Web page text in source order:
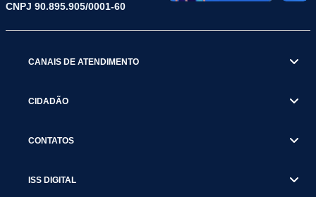
CNPJ 90.895.905/0001-60
CANAIS DE ATENDIMENTO
CIDADÃO
CONTATOS
ISS DIGITAL